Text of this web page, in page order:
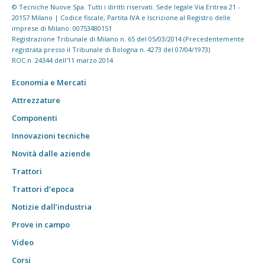
© Tecniche Nuove Spa. Tutti i diritti riservati. Sede legale Via Eritrea 21 -
20157 Milano | Codice fiscale, Partita IVA e Iscrizione al Registro delle
imprese di Milano: 00753480151
Registrazione Tribunale di Milano n. 65 del 05/03/2014 (Precedentemente
registrata presso il Tribunale di Bologna n. 4273 del 07/04/1973)
ROC n. 24344 dell'11 marzo 2014
Economia e Mercati
Attrezzature
Componenti
Innovazioni tecniche
Novità dalle aziende
Trattori
Trattori d’epoca
Notizie dall’industria
Prove in campo
Video
Corsi